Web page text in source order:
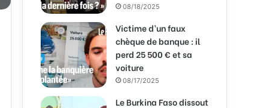
08/18/2025
Victime d’un faux
chèque de banque : il
perd 25 500 € et sa
voiture
08/17/2025
Le Burkina Faso dissout